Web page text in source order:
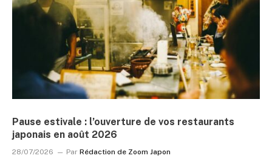
Pause estivale : l’ouverture de vos restaurants
japonais en août 2026
28/07/2026 Par Rédaction de Zoom Japon